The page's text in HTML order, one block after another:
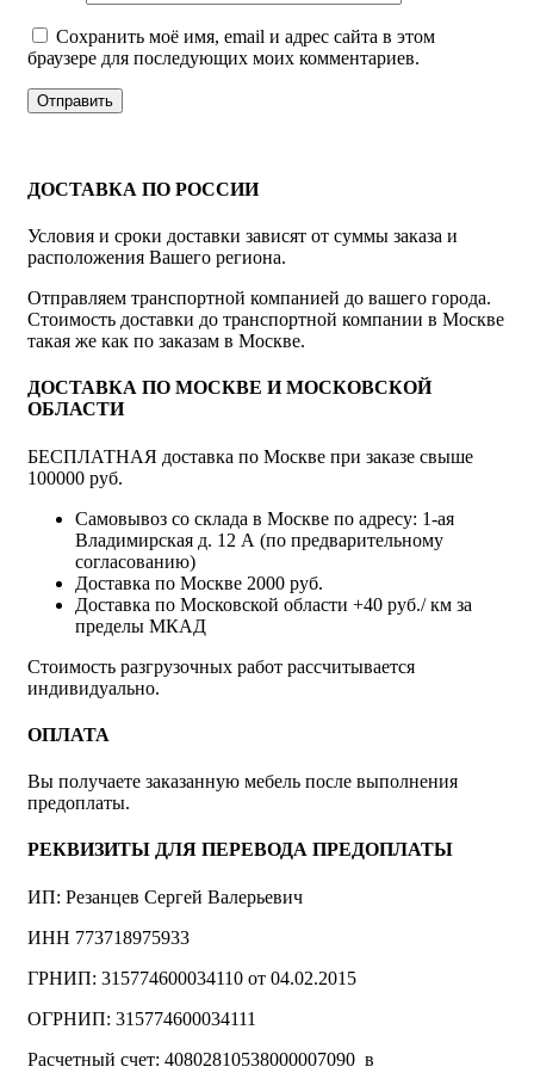
Сохранить моё имя, email и адрес сайта в этом
браузере для последующих моих комментариев.
ДОСТАВКА ПО РОССИИ
Условия и сроки доставки зависят от суммы заказа и
расположения Вашего региона.
Отправляем транспортной компанией до вашего города.
Стоимость доставки до транспортной компании в Москве
такая же как по заказам в Москве.
ДОСТАВКА ПО МОСКВЕ И МОСКОВСКОЙ
ОБЛАСТИ
БЕСПЛАТНАЯ доставка по Москве при заказе свыше
100000 руб.
Самовывоз со склада в Москве по адресу: 1-ая
Владимирская д. 12 А (по предварительному
согласованию)
Доставка по Москве 2000 руб.
Доставка по Московской области +40 руб./ км за
пределы МКАД
Стоимость разгрузочных работ рассчитывается
индивидуально.
ОПЛАТА
Вы получаете заказанную мебель после выполнения
предоплаты.
РЕКВИЗИТЫ ДЛЯ ПЕРЕВОДА ПРЕДОПЛАТЫ
ИП: Резанцев Сергей Валерьевич
ИНН 773718975933
ГРНИП: 315774600034110 от 04.02.2015
ОГРНИП: 315774600034111
Расчетный счет: 40802810538000007090 в